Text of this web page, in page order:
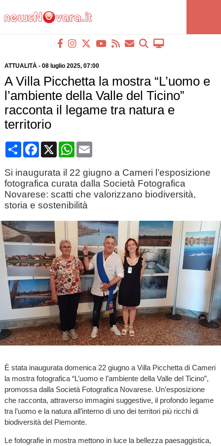
ATTUALITÀ- 08 luglio 2025, 07:00
A Villa Picchetta la mostra “L’uomo e
l’ambiente della Valle del Ticino”
racconta il legame tra natura e
territorio
CondividiFacebook
X WhatsApp
Email
Si inaugurata il 22 giugno a Cameri l’esposizione
fotografica curata dalla Società Fotografica
Novarese: scatti che valorizzano biodiversità,
storia e sostenibilità
È stata inaugurata domenica 22 giugno a Villa Picchetta di Cameri
la mostra fotografica “L’uomo e l’ambiente della Valle del Ticino”,
promossa dalla Società Fotografica Novarese. Un’esposizione
che racconta, attraverso immagini suggestive, il profondo legame
tra l’uomo e la natura all’interno di uno dei territori più ricchi di
biodiversità del Piemonte.
Le fotografie in mostra mettono in luce la bellezza paesaggistica,